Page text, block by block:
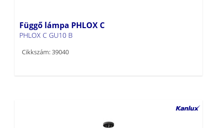
Függő lámpa PHLOX C
PHLOX C GU10 B
Cikkszám: 39040